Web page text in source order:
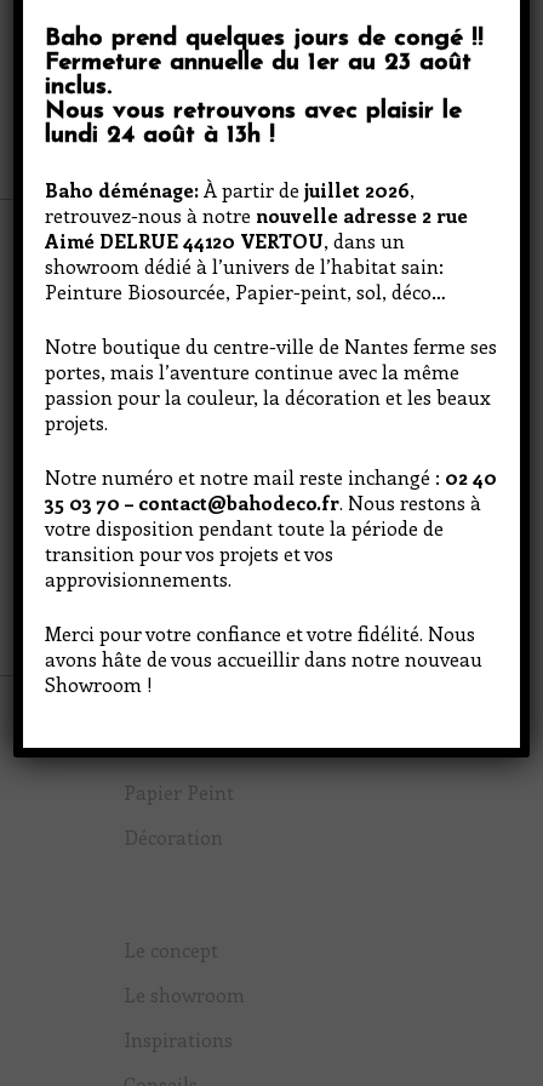
2 rue Aimé DELRUE 44120 Vertou
contact@bahodeco.fr
02 40 35 03 70
CONTACT
Peinture
Papier Peint
Décoration
Le concept
Le showroom
Inspirations
Baho prend quelques jours de congé !!
Fermeture annuelle du1er au 23 août
inclus.
Nous vous retrouvons avec plaisir le
lundi 24 août à 13h !
Baho déménage: À partir dejuillet 2026,
retrouvez-nous à notre nouvelle adresse 2 rue
Aimé DELRUE 44120 VERTOU, dans un
showroom dédié à l’univers de l’habitat sain:
Peinture Biosourcée, Papier-peint, sol, déco…
Notre boutique du centre-ville de Nantes ferme ses
portes, mais l’aventure continue avec la même
passion pour la couleur, la décoration et les beaux
projets.
Notre numéro et notre mail reste inchangé : 02 40
35 03 70 – contact@bahodeco.fr. Nous restons à
votre disposition pendant toute la période de
transition pour vos projets et vos
approvisionnements.
Merci pour votre confiance et votre fidélité. Nous
avons hâte de vous accueillir dans notre nouveau
Showroom !
Votre consentement
Le site utilise des cookies pour délivrer des
fonctionnalités, personnaliser son contenu et
ses publicités et pour analyser son trafic.
choix est valable uniquement sur ce site et sur
le terminal utilisé pour une durée de 13 mois.
Personnaliser
Continuer sans accepter